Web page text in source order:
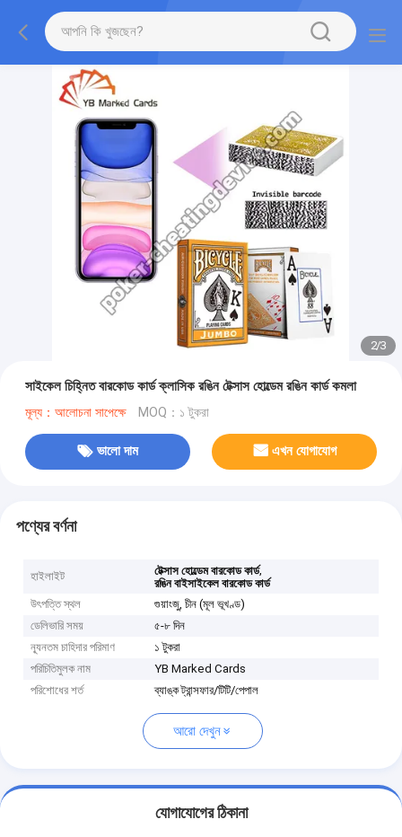
2/3
সাইকেল চিহ্নিত বারকোড কার্ড ক্লাসিক রঙিন টেক্সাস হোল্ডেম রঙিন কার্ড কমলা
মূল্য：আলোচনা সাপেক্ষে MOQ：১ টুকরা
ভালো দাম এখন যোগাযোগ
পণ্যের বর্ণনা
হাইলাইট টেক্সাস হোল্ডেম বারকোড কার্ড,
রঙিন বাইসাইকেল বারকোড কার্ড
উৎপত্তি স্থল
গুয়াংজু, চীন (মূল ভূখণ্ড)
ডেলিভারি সময়
৫-৮ দিন
ন্যূনতম চাহিদার পরিমাণ
১ টুকরা
পরিচিতিমুলক নাম
YB Marked Cards
পরিশোধের শর্ত
ব্যাঙ্ক ট্রান্সফার/টিটি/পেপাল
আরো দেখুন
যোগাযোগের ঠিকানা